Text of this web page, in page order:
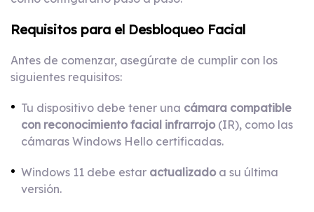
Requisitos para el Desbloqueo Facial
Antes de comenzar, asegúrate de cumplir con los
siguientes requisitos:
Tu dispositivo debe tener una cámara compatible
con reconocimiento facial infrarrojo(IR), como las
cámaras Windows Hello certificadas.
Windows 11 debe estar actualizadoa su última
versión.